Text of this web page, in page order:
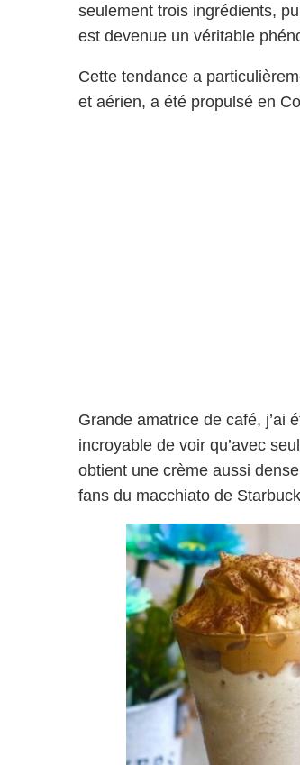
seulement trois ingrédients,
est devenue un véritable
Cette tendance a
et aérien, a été propulsé en
Grande amatrice de café, j’ai
incroyable de voir qu’avec
obtient une crème aussi
fans du macchiato de